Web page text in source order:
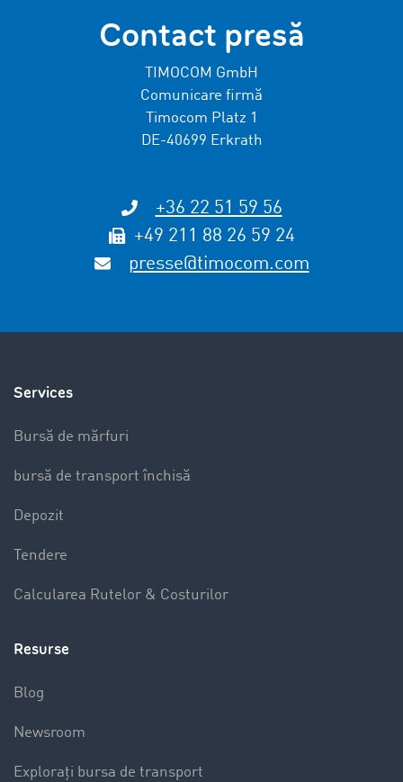
Contact presă
TIMOCOM GmbH
Comunicare firmă
Timocom Platz 1
DE-40699 Erkrath
+36 22 51 59 56
+49 211 88 26 59 24
presse@timocom.com
Services
Bursă de mărfuri
bursă de transport închisă
Depozit
Tendere
Calcularea Rutelor & Costurilor
Resurse
Blog
Newsroom
Explorați bursa de transport